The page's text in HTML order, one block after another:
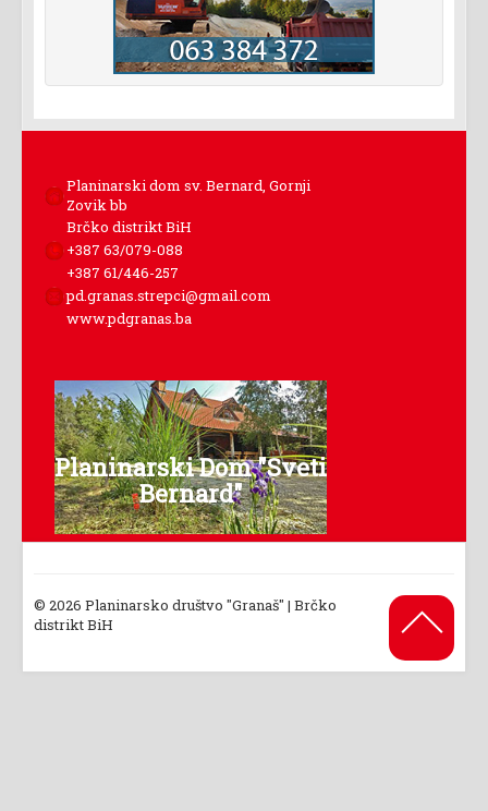
Planinarski dom sv. Bernard, Gornji
Zovik bb
Brčko distrikt BiH
+387 63/079-088
+387 61/446-257
pd.granas.strepci@gmail.com
www.pdgranas.ba
Planinarski Dom "Sveti
Bernard"
Back to
Top
© 2026 Planinarsko društvo "Granaš" | Brčko
distrikt BiH